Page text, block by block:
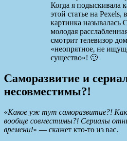
Когда я подыскивала
этой статье на Pexels,
картинка называлась
молодая
смотрит телевизор
«неопрятное, не
существо»! 🙂
Саморазвитие и
несовместимы?!
«Какое уж тут саморазвитие?!
вообще совместимы?! Сериалы
времени!» — скажет кто-то из вас.